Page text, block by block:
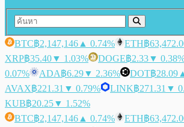
BTC฿2,147,146 ▲ 0.74% ETH฿
XRP฿35.40▼ 1.03% DOGE฿2.33▼
0.07%
ADA฿6.29▼ 2.36% DOT฿28.09
AVAX฿221.31 ▼ 0.79% LINK฿271.31 ▼
KUB฿20.25▼ 1.52%
BTC฿2,147,146 ▲ 0.74% ETH฿